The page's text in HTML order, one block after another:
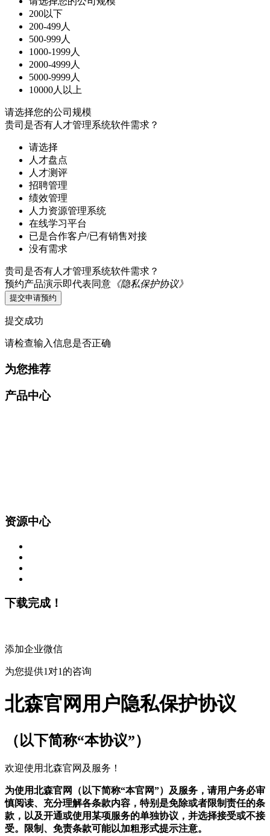
200以下
200-499人
500-999人
1000-1999人
2000-4999人
5000-9999人
10000人以上
请选择您的公司规模
贵司是否有人才管理系统软件需求？
请选择
人才盘点
人才测评
招聘管理
绩效管理
人力资源管理系统
在线学习平台
已是合作客户/已有销售对接
没有需求
贵司是否有人才管理系统软件需求？
预约产品演示即代表同意 《隐私保护协议》
提交申请预约
提交成功
请检查输入信息是否正确
为您推荐
产品中心
资源中心
下载完成！
添加企业微信
为您提供1对1的咨询
北森官网用户隐私保护协议
（以下简称“本协议”）
欢迎使用北森官网及服务！
为使用北森官网（以下简称“本官网”）及服务，请用户务必审
慎阅读、充分理解各条款内容，特别是免除或者限制责任的条
款，以及开通或使用某项服务的单独协议，并选择接受或不接
受。限制、免责条款可能以加粗形式提示注意。